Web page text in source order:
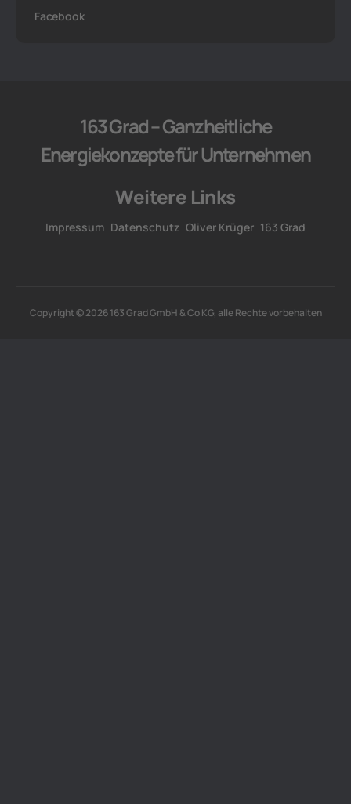
Facebook
163 Grad – Ganzheitliche
Energiekonzepte für Unternehmen
Weitere Links
Impressum Datenschutz Oliver Krüger 163 Grad
Copyright © 2026 163 Grad GmbH & Co KG, alle Rechte vorbehalten